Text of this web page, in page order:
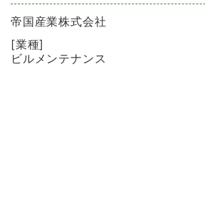
帝国産業株式会社
[業種]
ビルメンテナンス